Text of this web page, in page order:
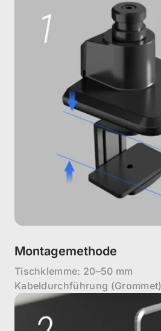
Montagemethode
Tischklemme: 20–50 mm
Kabeldurchführung